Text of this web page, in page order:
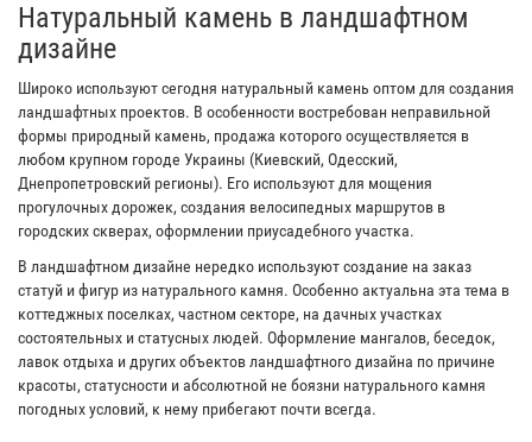
Натуральный камень в ландшафтном
дизайне
Широко используют сегодня натуральный камень оптом для создания
ландшафтных проектов. В особенности востребован неправильной
формы природный камень, продажа которого осуществляется в
любом крупном городе Украины (Киевский, Одесский,
Днепропетровский регионы). Его используют для мощения
прогулочных дорожек, создания велосипедных маршрутов в
городских скверах, оформлении приусадебного участка.
В ландшафтном дизайне нередко используют создание на заказ
статуй и фигур из натурального камня. Особенно актуальна эта тема в
коттеджных поселках, частном секторе, на дачных участках
состоятельных и статусных людей. Оформление мангалов, беседок,
лавок отдыха и других объектов ландшафтного дизайна по причине
красоты, статусности и абсолютной не боязни натурального камня
погодных условий, к нему прибегают почти всегда.